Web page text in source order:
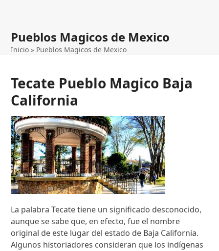
Pueblos Magicos de Mexico
Inicio » Pueblos Magicos de Mexico
Tecate Pueblo Magico Baja
California
La palabra Tecate tiene un significado desconocido,
aunque se sabe que, en efecto, fue el nombre
original de este lugar del estado de Baja California.
Algunos historiadores consideran que los indígenas